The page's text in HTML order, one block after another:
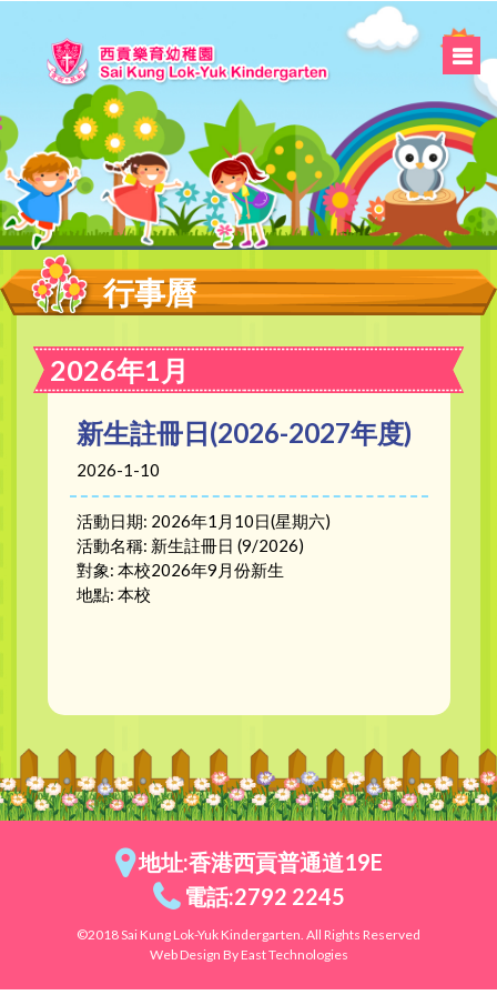
行事曆
2026年1月
新生註冊日(2026-2027年度)
2026-1-10
活動日期: 2026年1月10日(星期六)
活動名稱: 新生註冊日 (9/2026)
對象: 本校2026年9月份新生
地點: 本校
地址:香港西貢普通道19E
電話:2792 2245
©2018 Sai Kung Lok-Yuk Kindergarten. All Rights Reserved
Web Design By East Technologies